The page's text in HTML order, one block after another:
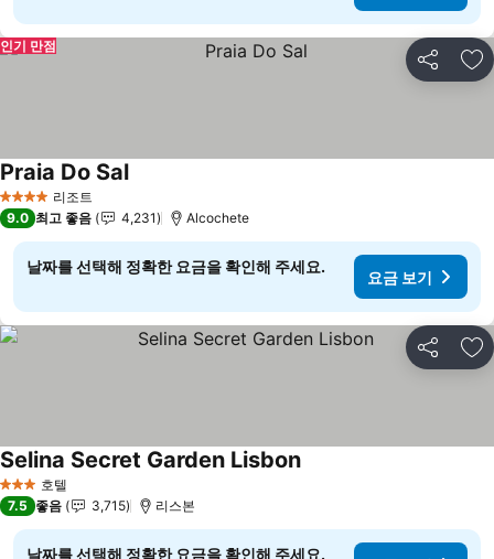
공유 즐
인기 만점
4 성급 리조트
Praia Do Sal요금 보기
9.0 최고 좋음 4,231 Alcochete
날짜를 선택해 정확한 요금을 확인해 주세요.
요금 보기
공유 즐
3 성급 호텔
Selina Secret Garden Lisbon요금 보기
7.5 좋음 3,715 리스본
날짜를 선택해 정확한 요금을 확인해 주세요.